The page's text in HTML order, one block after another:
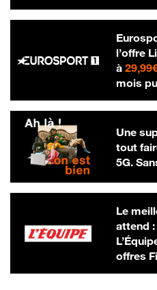
l’offre
à
mois
Une
tout
5G.
Le
attend :
offres